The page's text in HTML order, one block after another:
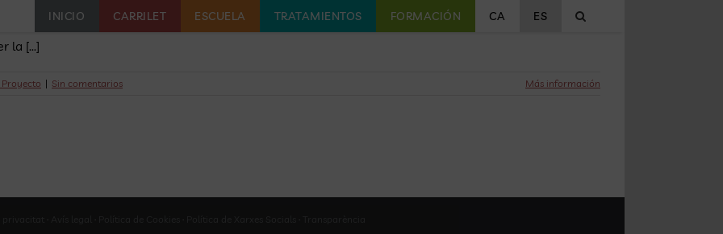
INICIO CARRILET ESCUELA TRATAMIENTOS FORMACIÓN CA ES
la [...]
Proyecto | Sin comentarios Más información
· · · ·